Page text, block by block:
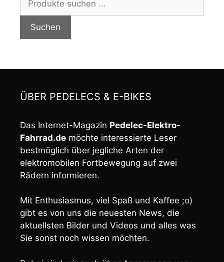
nach:
Suchen
ÜBER PEDELECS & E-BIKES
Das Internet-Magazin Pedelec-Elektro-
Fahrrad.de möchte interessierte Leser
bestmöglich über jegliche Arten der
elektromobilen Fortbewegung auf zwei
Rädern informieren.
Mit Enthusiasmus, viel Spaß und Kaffee ;o)
gibt es von uns die neuesten News, die
aktuellsten Bilder und Videos und alles was
Sie sonst noch wissen möchten.